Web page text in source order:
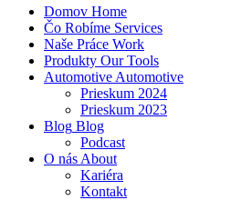
Domov Home
Čo Robíme Services
Naše Práce Work
Produkty Our Tools
Automotive Automotive
Prieskum 2024
Prieskum 2023
Blog Blog
Podcast
O nás About
Kariéra
Kontakt